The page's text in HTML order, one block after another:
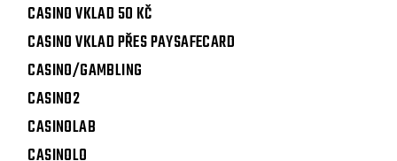
CASINO VKLAD 50 KČ
CASINO VKLAD PŘES PAYSAFECARD
CASINO/GAMBLING
CASINO2
CASINOLAB